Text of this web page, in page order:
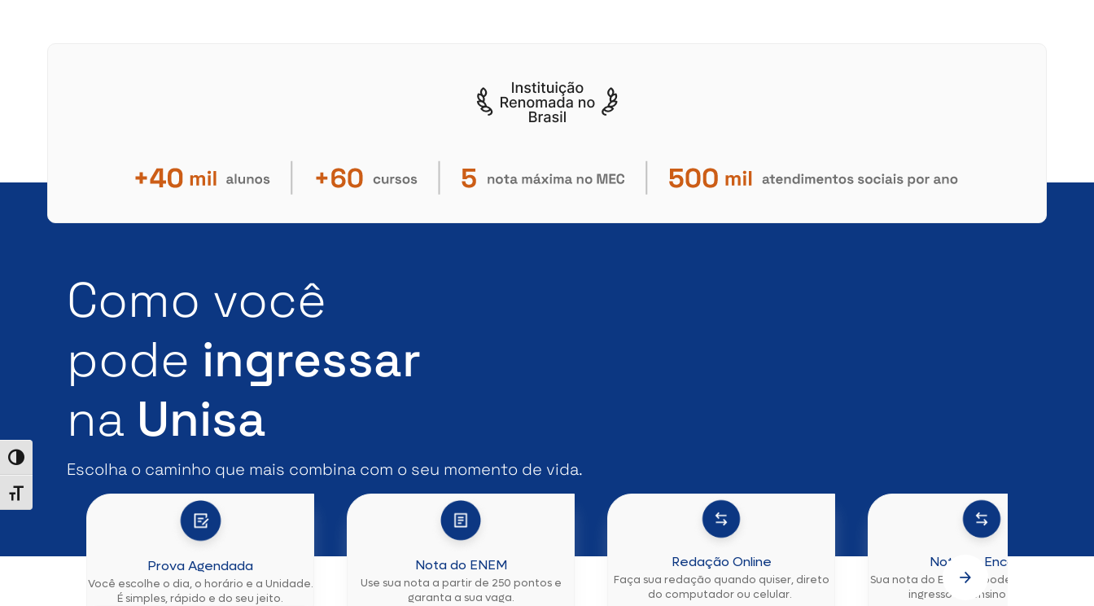
Alternar alto contraste
Alternar tamanho da fonte
Como você
pode ingressar
na Unisa
Escolha o caminho que mais combina com o seu momento de vida.
Prova Agendada
Você escolhe o dia, o horário e a Unidade.
É simples, rápido e do seu jeito.
Nota do ENEM
Use sua nota a partir de 250 pontos e
garanta a sua vaga.
Redação Online
Faça sua redação quando quiser, direto
do computador ou celular.
Nota do Encceja
Sua nota do Encceja pode possibilitar seu
ingresso no ensino superior.